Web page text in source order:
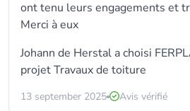
ont tenu leurs engagements et
Merci à eux
Johann de Herstal a choisi
projet Travaux de toiture
13 september 2025 Avis vérifié